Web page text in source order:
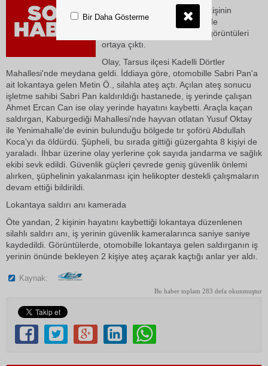
Mersin'in Tarsus ilçesinde 4 kişinin
hayatını kaybettiği, 8 kişinin de
yaralandığı silahlı saldırının görüntüleri
ortaya çıktı.
Olay, Tarsus ilçesi Kadelli Dörtler
Mahallesi'nde meydana geldi. İddiaya göre, otomobille Sabri Pan'a
ait lokantaya gelen Metin Ö., silahla ateş açtı. Açılan ateş sonucu
işletme sahibi Sabri Pan kaldırıldığı hastanede, iş yerinde çalışan
Ahmet Ercan Can ise olay yerinde hayatını kaybetti. Araçla kaçan
saldırgan, Kaburgediği Mahallesi'nde hayvan otlatan Yusuf Oktay
ile Yenimahalle'de evinin bulunduğu bölgede tır şoförü Abdullah
Koca'yı da öldürdü. Şüpheli, bu sırada gittiği güzergahta 8 kişiyi de
yaraladı. İhbar üzerine olay yerlerine çok sayıda jandarma ve sağlık
ekibi sevk edildi. Güvenlik güçleri çevrede geniş güvenlik önlemi
alırken, şüphelinin yakalanması için helikopter destekli çalışmaların
devam ettiği bildirildi.
Lokantaya saldırı anı kamerada
Öte yandan, 2 kişinin hayatını kaybettiği lokantaya düzenlenen
silahlı saldırı anı, iş yerinin güvenlik kameralarınca saniye saniye
kaydedildi. Görüntülerde, otomobille lokantaya gelen saldırganın iş
yerinin önünde bekleyen 2 kişiye ateş açarak kaçtığı anlar yer aldı.
Kaynak:
Bu haber toplam 283 defa okunmuştur
Bir Daha Gösterme